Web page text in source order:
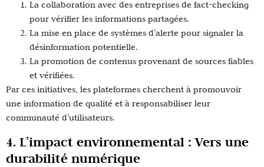
La collaboration avec des entreprises de fact-checking
pour vérifier les informations partagées.
La mise en place de systèmes d’alerte pour signaler la
désinformation potentielle.
La promotion de contenus provenant de sources fiables
et vérifiées.
Par ces initiatives, les plateformes cherchent à promouvoir
une information de qualité et à responsabiliser leur
communauté d’utilisateurs.
4. L’impact environnemental : Vers une
durabilité numérique